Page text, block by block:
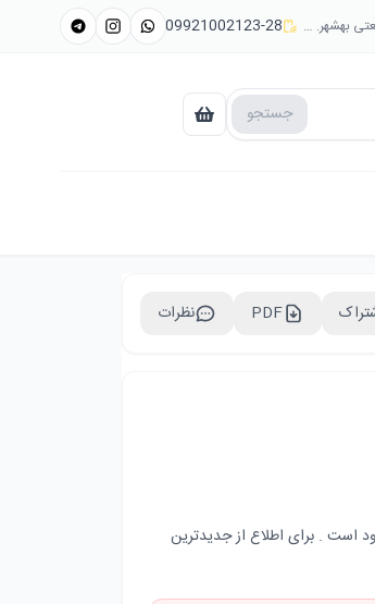
09921002123-28
جستجو
PDF نظرات
است . برای اطلاع از جدیدترین